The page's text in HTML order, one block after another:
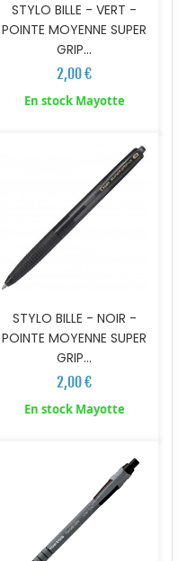
STYLO BILLE - VERT -
POINTE MOYENNE SUPER
GRIP...
2,00 €
En stock Mayotte
STYLO BILLE - NOIR -
POINTE MOYENNE SUPER
GRIP...
2,00 €
En stock Mayotte